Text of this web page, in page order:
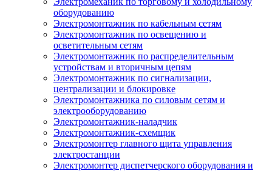
оборудованию
Электромонтажник по кабельным сетям
Электромонтажник по освещению и
осветительным сетям
Электромонтажник по распределительным
устройствам и вторичным цепям
Электромонтажник по сигнализации,
централизации и блокировке
Электромонтажника по силовым сетям и
электрооборудованию
Электромонтажник-наладчик
Электромонтажник-схемщик
Электромонтер главного щита управления
электростанции
Электромонтер диспетчерского оборудования и